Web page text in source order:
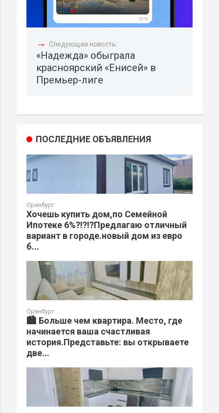
→ Следующая новость:
«Надежда» обыграла
красноярский «Енисей» в
Премьер-лиге
ПОСЛЕДНИЕ ОБЪЯВЛЕНИЯ
Оренбург
Хочешь купить дом,по Семейной
Ипотеке 6%?!?!?Предлагаю отличный
вариант в городе.новый дом из евро
б...
Оренбург
🏙️ Больше чем квартира. Место, где
начинается ваша счастливая
история.Представьте: вы открываете
две...